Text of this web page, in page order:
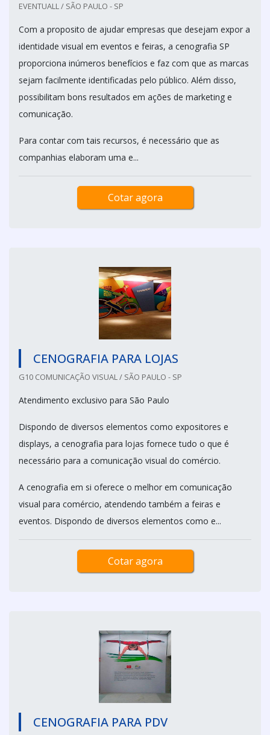
EVENTUALL / SÃO PAULO - SP
Com a proposito de ajudar empresas que desejam expor a
identidade visual em eventos e feiras, a cenografia SP
proporciona inúmeros benefícios e faz com que as marcas
sejam facilmente identificadas pelo público. Além disso,
possibilitam bons resultados em ações de marketing e
comunicação.
Para contar com tais recursos, é necessário que as
companhias elaboram uma e...
Cotar agora
CENOGRAFIA PARA LOJAS
G10 COMUNICAÇÃO VISUAL / SÃO PAULO - SP
Atendimento exclusivo para São Paulo
Dispondo de diversos elementos como expositores e
displays, a cenografia para lojas fornece tudo o que é
necessário para a comunicação visual do comércio.
A cenografia em si oferece o melhor em comunicação
visual para comércio, atendendo também a feiras e
eventos. Dispondo de diversos elementos como e...
Cotar agora
CENOGRAFIA PARA PDV